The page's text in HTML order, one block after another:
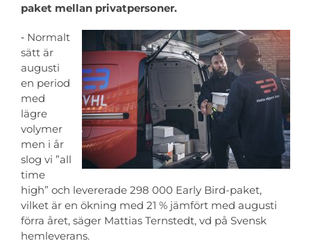
Om oss
Kontakta oss
Sponsring
Personuppgiftspolicy
Apply for a job
About us
paket mellan privatpersoner.
‑ Normalt
sätt är
augusti
en period
med
lägre
volymer
men i år
slog vi ”all
time
high” och levererade 298 000 Early Bird-paket,
vilket är en ökning med 21 % jämfört med augusti
förra året, säger Mattias Ternstedt, vd på Svensk
hemleverans.